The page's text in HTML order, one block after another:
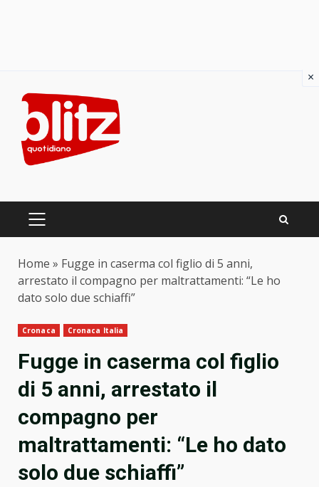
content
PRIMARY
Home » Fugge in caserma col figlio di 5 anni,
arrestato il compagno per maltrattamenti: “Le ho
dato solo due schiaffi”
Cronaca Cronaca Italia
Fugge in caserma col figlio
di 5 anni, arrestato il
compagno per
maltrattamenti: “Le ho dato
solo due schiaffi”
×